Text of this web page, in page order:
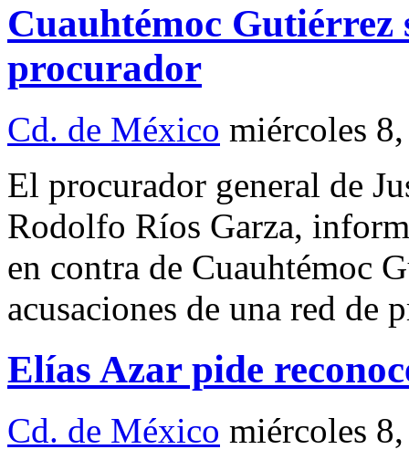
Cuauhtémoc
procurador
Cd. de México miércoles
El procurador general de
Rodolfo Ríos Garza,
en contra de Cuauhtémoc
acusaciones de una red de
Elías Azar pide
Cd. de México miércoles